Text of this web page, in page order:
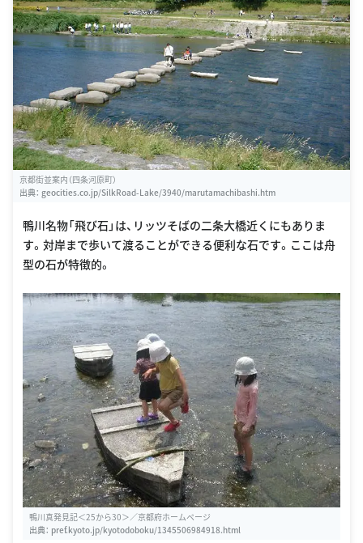
京都街並案内（四条河原町）
出典： geocities.co.jp/SilkRoad-Lake/3940/marutamachibashi.htm
鴨川名物「飛び石」は、リッツそばの二条大橋近くにもありま
す。対岸まで歩いて渡ることができる便利な石です。ここは舟
型の石が特徴的。
鴨川真発見記＜25から30＞／京都府ホームページ
出典： pref.kyoto.jp/kyotodoboku/1345506984918.html